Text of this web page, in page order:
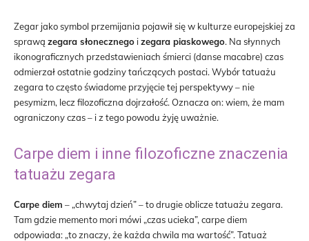
Zegar jako symbol przemijania pojawił się w kulturze europejskiej za
sprawą zegara słonecznego izegara piaskowego. Na słynnych
ikonograficznych przedstawieniach śmierci (danse macabre) czas
odmierzał ostatnie godziny tańczących postaci. Wybór tatuażu
zegara to często świadome przyjęcie tej perspektywy – nie
pesymizm, lecz filozoficzna dojrzałość. Oznacza on: wiem, że mam
ograniczony czas – i z tego powodu żyję uważnie.
Carpe diem i inne filozoficzne znaczenia
tatuażu zegara
Carpe diem – „chwytaj dzień” – to drugie oblicze tatuażu zegara.
Tam gdzie memento mori mówi „czas ucieka”, carpe diem
odpowiada: „to znaczy, że każda chwila ma wartość”. Tatuaż